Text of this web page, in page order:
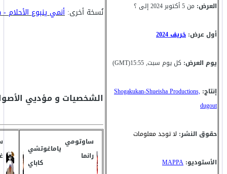
العرض: من 5 أكتوبر 2024 إلى ؟
أول عرض: خريف 2024
يوم العرض: كل يوم سبت, 15:55(GMT)
إنتاج: Shogakukan-Shueisha Productions,
dugout
حقوق النشر: لا توجد معلومات
الأستوديو: MAPPA
نُسخة أخرى: أنمي ينبوع الأحلام - Ranma ½
الشخصيات و مؤديي
ساوتومي
رانما
ياماغوتشي
كاباي